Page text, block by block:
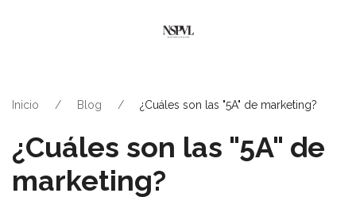
Inicio Blog ¿Cuáles son las "5A" de marketing?
¿Cuáles son las "5A" de
marketing?